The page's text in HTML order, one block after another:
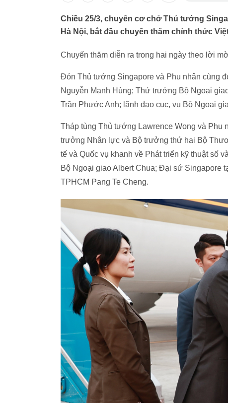
Chiều 25/3, chuyên cơ chở Thủ tướng
Hà Nội, bắt đầu chuyến thăm chính thức
Chuyến thăm diễn ra trong hai ngày theo lời
Đón Thủ tướng Singapore và Phu nhân cùng
Nguyễn Mạnh Hùng; Thứ trưởng Bộ Ngoại
Trần Phước Anh; lãnh đạo cục, vụ Bộ Ngoại
Tháp tùng Thủ tướng Lawrence Wong và
trưởng Nhân lực và Bộ trưởng thứ hai Bộ
tế và Quốc vụ khanh về Phát triển kỹ thuật số
Bộ Ngoại giao Albert Chua; Đại sứ Singapore
TPHCM Pang Te Cheng.